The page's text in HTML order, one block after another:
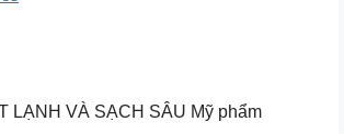
LẠNH VÀ SẠCH SÂU Mỹ phẩm